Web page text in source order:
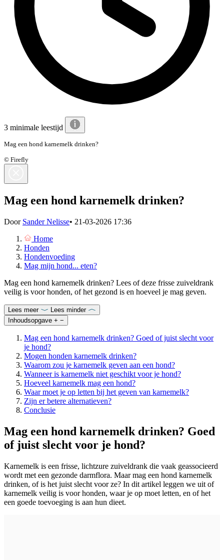
3 minimale leestijd
Mag een hond karnemelk drinken?
© Firefly
Mag een hond karnemelk drinken?
Door Sander Nelisse• 21-03-2026 17:36
Home
Honden
Hondenvoeding
Mag mijn hond... eten?
Mag een hond karnemelk drinken? Lees of deze frisse zuiveldrank
veilig is voor honden, of het gezond is en hoeveel je mag geven.
Lees meer
Lees minder
Inhoudsopgave + −
Mag een hond karnemelk drinken? Goed of juist slecht voor
je hond?
Mogen honden karnemelk drinken?
Waarom zou je karnemelk geven aan een hond?
Wanneer is karnemelk niet geschikt voor je hond?
Hoeveel karnemelk mag een hond?
Waar moet je op letten bij het geven van karnemelk?
Zijn er betere alternatieven?
Conclusie
Mag een hond karnemelk drinken? Goed
of juist slecht voor je hond?
Karnemelk is een frisse, lichtzure zuiveldrank die vaak geassocieerd
wordt met een gezonde darmflora. Maar mag een hond karnemelk
drinken, of is het juist slecht voor ze? In dit artikel leggen we uit of
karnemelk veilig is voor honden, waar je op moet letten, en of het
een goede toevoeging is aan hun dieet.